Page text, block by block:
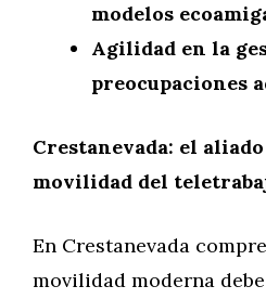
modelos
Agilidad en la
preocupaciones
Crestanevada: el
movilidad del
En Crestanevada
movilidad moderna